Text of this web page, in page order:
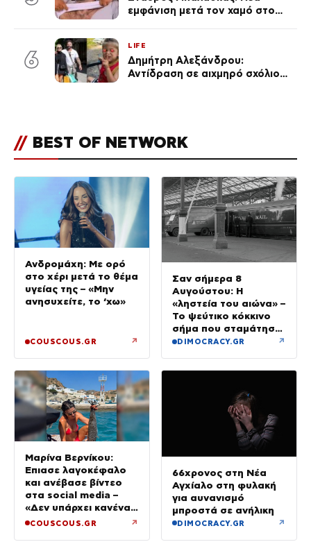
εμφάνιση μετά τον χαμό στο
6
LIFE
Δημήτρη Αλεξάνδρου:
Αντίδραση σε αιχμηρό σχόλιο
// BEST OF NETWORK
Ανδρομάχη: Με ορό
στο χέρι μετά το θέμα
υγείας της – «Μην
ανησυχείτε, το ‘χω»
COUSCOUS.GR ↗
Σαν σήμερα 8
Αυγούστου: Η
«ληστεία του αιώνα» –
Το ψεύτικο κόκκινο
σήμα που σταμάτησε
τρένο με 2,6 εκατ.
DIMOCRACY.GR ↗
Μαρίνα Βερνίκου:
Έπιασε λαγοκέφαλο
και ανέβασε βίντεο
στα social media –
«Δεν υπάρχει κανένας
λόγος να φοβόμαστε»
COUSCOUS.GR ↗
66χρονος στη Νέα
Αγχίαλο στη φυλακή
για αυνανισμό
μπροστά σε ανήλικη
DIMOCRACY.GR ↗